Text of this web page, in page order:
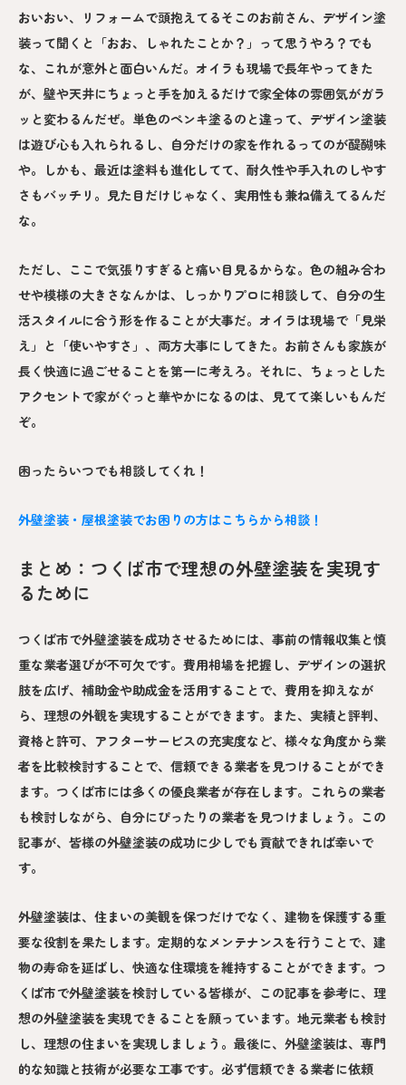
おいおい、リフォームで頭抱えてるそこのお前さん、デザイン塗
装って聞くと「おお、しゃれたことか？」って思うやろ？でも
な、これが意外と面白いんだ。オイラも現場で長年やってきた
が、壁や天井にちょっと手を加えるだけで家全体の雰囲気がガラ
ッと変わるんだぜ。単色のペンキ塗るのと違って、デザイン塗装
は遊び心も入れられるし、自分だけの家を作れるってのが醍醐味
や。しかも、最近は塗料も進化してて、耐久性や手入れのしやす
さもバッチリ。見た目だけじゃなく、実用性も兼ね備えてるんだ
な。
ただし、ここで気張りすぎると痛い目見るからな。色の組み合わ
せや模様の大きさなんかは、しっかりプロに相談して、自分の生
活スタイルに合う形を作ることが大事だ。オイラは現場で「見栄
え」と「使いやすさ」、両方大事にしてきた。お前さんも家族が
長く快適に過ごせることを第一に考えろ。それに、ちょっとした
アクセントで家がぐっと華やかになるのは、見てて楽しいもんだ
ぞ。
困ったらいつでも相談してくれ！
外壁塗装・屋根塗装でお困りの方はこちらから相談！
まとめ：つくば市で理想の外壁塗装を実現す
るために
つくば市で外壁塗装を成功させるためには、事前の情報収集と慎
重な業者選びが不可欠です。費用相場を把握し、デザインの選択
肢を広げ、補助金や助成金を活用することで、費用を抑えなが
ら、理想の外観を実現することができます。また、実績と評判、
資格と許可、アフターサービスの充実度など、様々な角度から業
者を比較検討することで、信頼できる業者を見つけることができ
ます。つくば市には多くの優良業者が存在します。これらの業者
も検討しながら、自分にぴったりの業者を見つけましょう。この
記事が、皆様の外壁塗装の成功に少しでも貢献できれば幸いで
す。
外壁塗装は、住まいの美観を保つだけでなく、建物を保護する重
要な役割を果たします。定期的なメンテナンスを行うことで、建
物の寿命を延ばし、快適な住環境を維持することができます。つ
くば市で外壁塗装を検討している皆様が、この記事を参考に、理
想の外壁塗装を実現できることを願っています。地元業者も検討
し、理想の住まいを実現しましょう。最後に、外壁塗装は、専門
的な知識と技術が必要な工事です。必ず信頼できる業者に依頼